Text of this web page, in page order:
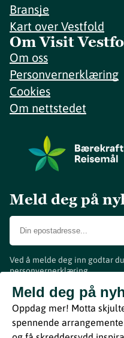
Bransje
Kart over Vestfold
Om Visit
Om oss
Personvernerklæring
Cookies
Om nettstedet
Meld deg på
Ved å melde deg inn godtar
personvernerklæring.
Meld deg på
Oppdag mer! Motta
spennende
www.visitvestfold.com
Turistinformasjon
Vestfold